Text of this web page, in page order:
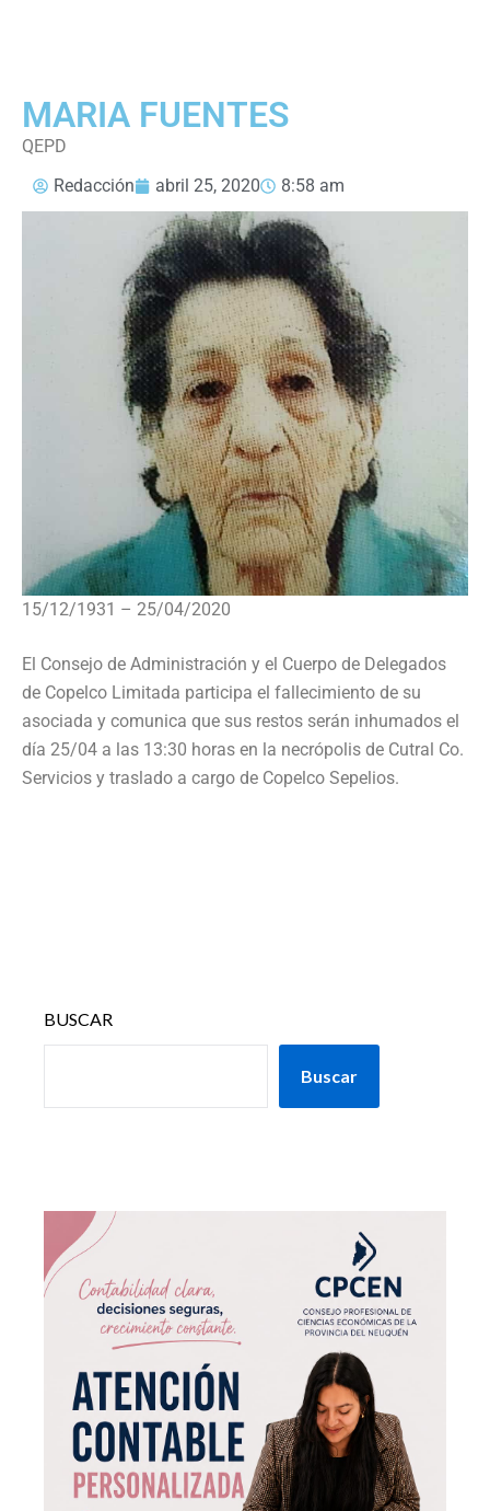
MARIA FUENTES
QEPD
Redacción
abril 25, 2020 8:58 am
15/12/1931 – 25/04/2020
El Consejo de Administración y el Cuerpo de Delegados
de Copelco Limitada participa el fallecimiento de su
asociada y comunica que sus restos serán inhumados el
día 25/04 a las 13:30 horas en la necrópolis de Cutral Co.
Servicios y traslado a cargo de Copelco Sepelios.
BUSCAR
Buscar